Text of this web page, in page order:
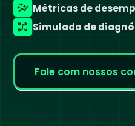
Métricas de
Simulado de
Fale com nossos